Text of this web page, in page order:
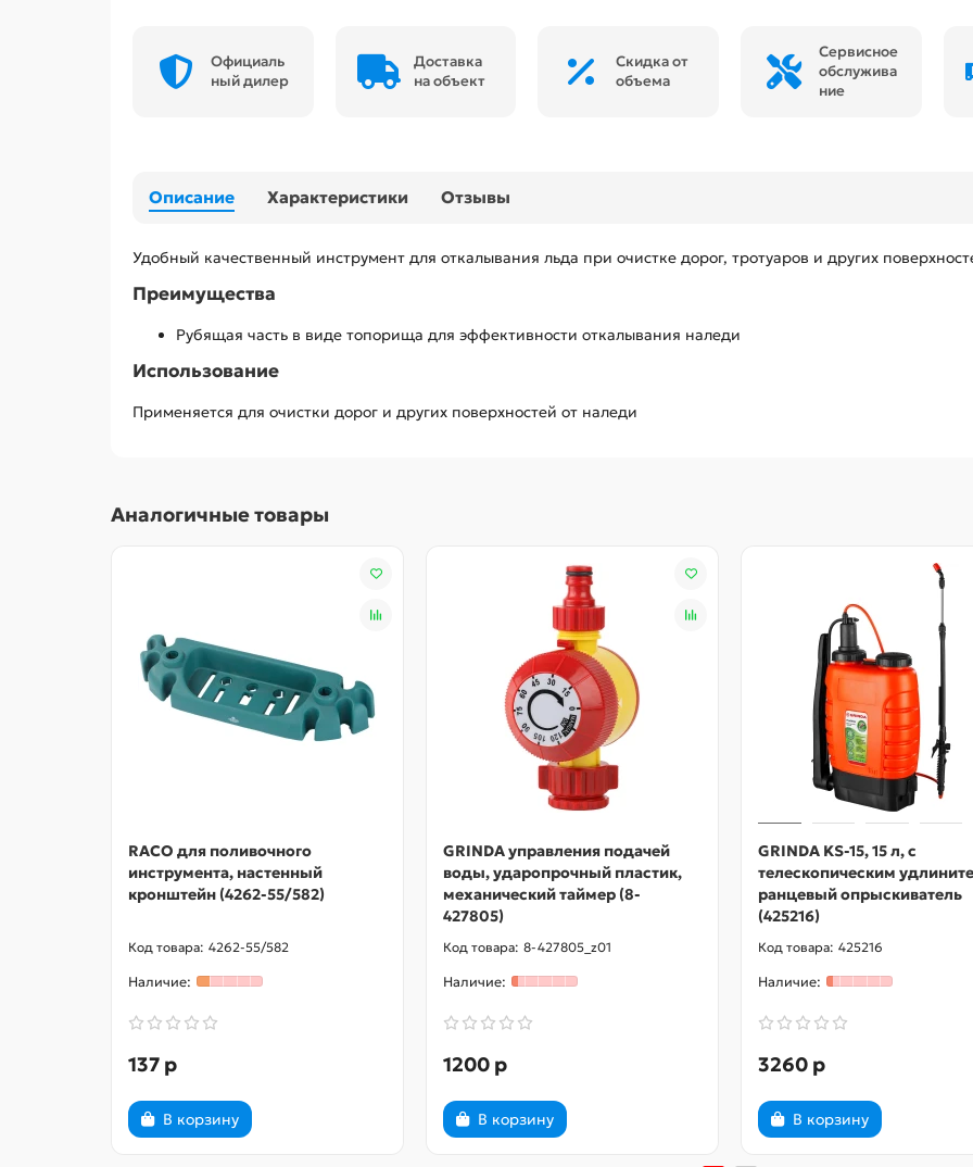
Официаль
ный дилер
Доставка
на объект
Скидка от
объема
Сервисное
обслужива
ние
Описание Характеристики Отзывы
Удобный качественный инструмент для откалывания льда при очистке дорог, тротуаров и других
Преимущества
Рубящая часть в виде топорища для эффективности откалывания наледи
Использование
Применяется для очистки дорог и других поверхностей от наледи
Аналогичные товары
RACO для поливочного
инструмента, настенный
кронштейн (4262-55/582)
4262-55/582
137 р
В корзину
GRINDA управления подачей
воды, ударопрочный пластик,
механический таймер (8-
427805)
8-427805_z01
1200 р
В корзину
GRINDA KS-15, 15 л, с
телескопическим
ранцевый опрыскиватель
(425216)
425216
3260 р
В корзину